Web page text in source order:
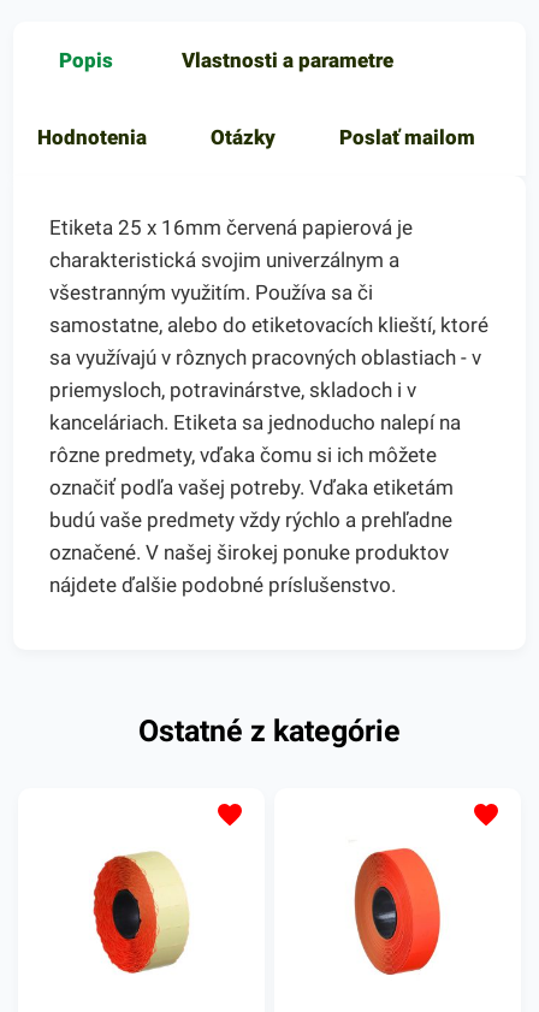
Popis Vlastnosti a parametre
Hodnotenia Otázky Poslať mailom
Etiketa 25 x 16mm červená papierová je
charakteristická svojim univerzálnym a
všestranným využitím. Používa sa či
samostatne, alebo do etiketovacích klieští, ktoré
sa využívajú v rôznych pracovných oblastiach - v
priemysloch, potravinárstve, skladoch i v
kanceláriach. Etiketa sa jednoducho nalepí na
rôzne predmety, vďaka čomu si ich môžete
označiť podľa vašej potreby. Vďaka etiketám
budú vaše predmety vždy rýchlo a prehľadne
označené. V našej širokej ponuke produktov
nájdete ďalšie podobné príslušenstvo.
Ostatné z kategórie